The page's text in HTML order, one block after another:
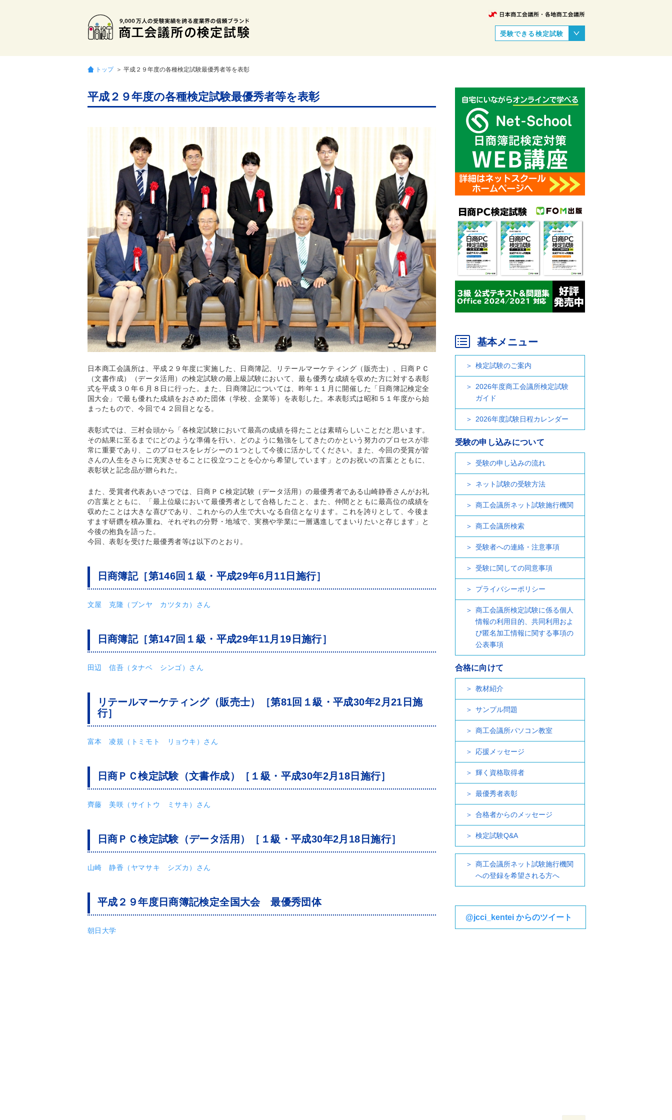
受験できる検定試験
トップ ＞ 平成２９年度の各種検定試験最優秀者等を表彰
平成２９年度の各種検定試験最優秀者等を表彰
日本商工会議所は、平成２９年度に実施した、日商簿記、リテールマーケティング（販売士）、日商ＰＣ
（文書作成）（データ活用）の検定試験の最上級試験において、最も優秀な成績を収めた方に対する表彰
式を平成３０年６月８日に行った。また、日商簿記については、昨年１１月に開催した「日商簿記検定全
国大会」で最も優れた成績をおさめた団体（学校、企業等）を表彰した。本表彰式は昭和５１年度から始
まったもので、今回で４２回目となる。
表彰式では、三村会頭から「各検定試験において最高の成績を得たことは素晴らしいことだと思います。
その結果に至るまでにどのような準備を行い、どのように勉強をしてきたのかという努力のプロセスが非
常に重要であり、このプロセスをレガシーの１つとして今後に活かしてください。また、今回の受賞が皆
さんの人生をさらに充実させることに役立つことを心から希望しています」とのお祝いの言葉とともに、
表彰状と記念品が贈られた。
また、受賞者代表あいさつでは、日商ＰＣ検定試験（データ活用）の最優秀者である山崎静香さんがお礼
の言葉とともに、「最上位級において最優秀者として合格したこと、また、仲間とともに最高位の成績を
収めたことは大きな喜びであり、これからの人生で大いなる自信となります。これを誇りとして、今後ま
すます研鑽を積み重ね、それぞれの分野・地域で、実務や学業に一層邁進してまいりたいと存じます」と
今後の抱負を語った。
今回、表彰を受けた最優秀者等は以下のとおり。
日商簿記［第146回１級・平成29年6月11日施行］
文屋 克隆（ブンヤ カツタカ）さん
日商簿記［第147回１級・平成29年11月19日施行］
田辺 信吾（タナベ シンゴ）さん
リテールマーケティング（販売士）［第81回１級・平成30年2月21日施
行］
富本 凌規（トミモト リョウキ）さん
日商ＰＣ検定試験（文書作成）［１級・平成30年2月18日施行］
齊藤 美咲（サイトウ ミサキ）さん
日商ＰＣ検定試験（データ活用）［１級・平成30年2月18日施行］
山崎 静香（ヤマサキ シズカ）さん
平成２９年度日商簿記検定全国大会 最優秀団体
朝日大学
基本メニュー
検定試験のご案内
2026年度商工会議所検定試験
ガイド
2026年度試験日程カレンダー
受験の申し込みについて
受験の申し込みの流れ
ネット試験の受験方法
商工会議所ネット試験施行機関
商工会議所検索
受験者への連絡・注意事項
受験に関しての同意事項
プライバシーポリシー
商工会議所検定試験に係る個人
情報の利用目的、共同利用およ
び匿名加工情報に関する事項の
公表事項
合格に向けて
教材紹介
サンプル問題
商工会議所パソコン教室
応援メッセージ
輝く資格取得者
最優秀者表彰
合格者からのメッセージ
検定試験Q&A
商工会議所ネット試験施行機関
への登録を希望される方へ
@jcci_kentei からのツイート